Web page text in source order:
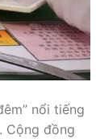
nổi tiếng
Cộng đồng